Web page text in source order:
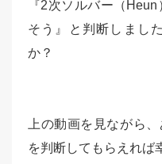
『2次ソルバー（
そう』と判断しまし
か？
上の動画を見ながら
を判断してもらえれば